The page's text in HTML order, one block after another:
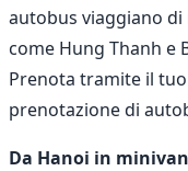
autobus viaggiano
come Hung Thanh e
Prenota tramite il
prenotazione di
Da Hanoi in